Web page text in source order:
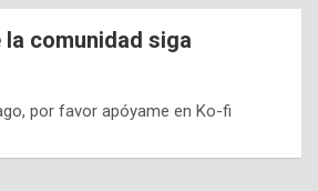
la comunidad siga
por favor apóyame en Ko-fi